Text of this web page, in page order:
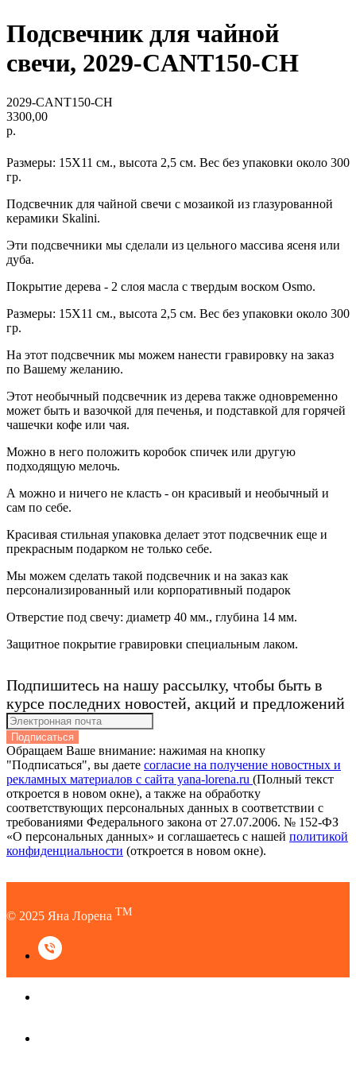
Подсвечник для чайной
свечи, 2029-CANT150-CH
2029-CANT150-CH
3300,00
р.
Размеры: 15Х11 см., высота 2,5 см. Вес без упаковки около 300
гр.
Подсвечник для чайной свечи с мозаикой из глазурованной
керамики Skalini.
Эти подсвечники мы сделали из цельного массива ясеня или
дуба.
Покрытие дерева - 2 слоя масла с твердым воском Osmo.
Размеры: 15Х11 см., высота 2,5 см. Вес без упаковки около 300
гр.
На этот подсвечник мы можем нанести гравировку на заказ
по Вашему желанию.
Этот необычный подсвечник из дерева также одновременно
может быть и вазочкой для печенья, и подставкой для горячей
чашечки кофе или чая.
Можно в него положить коробок спичек или другую
подходящую мелочь.
А можно и ничего не класть - он красивый и необычный и
сам по себе.
Красивая стильная упаковка делает этот подсвечник еще и
прекрасным подарком не только себе.
Мы можем сделать такой подсвечник и на заказ как
персонализированный или корпоративный подарок
Отверстие под свечу: диаметр 40 мм., глубина 14 мм.
Защитное покрытие гравировки специальным лаком.
Подпишитесь на нашу рассылку, чтобы быть в
курсе последних новостей, акций и предложений
Подписаться
Обращаем Ваше внимание: нажимая на кнопку
"Подписаться", вы даете согласие на получение новостных и
рекламных материалов с сайта yana-lorena.ru (Полный текст
откроется в новом окне), а также на обработку
соответствующих персональных данных в соответствии с
требованиями Федерального закона от 27.07.2006. № 152-ФЗ
«О персональных данных» и соглашаетесь c нашей политикой
конфиденциальности (откроется в новом окне).
© 2025 Яна Лорена TM